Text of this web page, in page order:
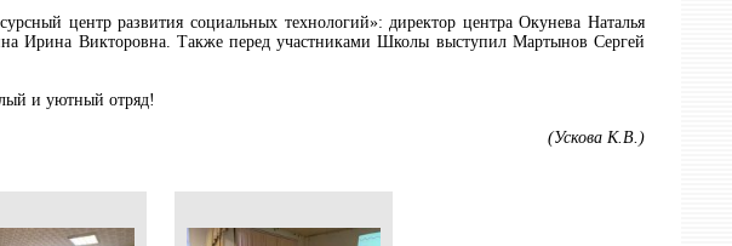
центр развития социальных технологий»: директор центра Окунева Наталья
Ирина Викторовна. Также перед участниками Школы выступил Мартынов Сергей
и уютный отряд!
(Ускова К.В.)